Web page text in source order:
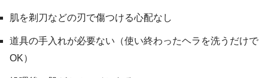
肌を剃刀などの刃で傷つける心配なし
道具の手入れが必要ない（使い終わったヘラを洗うだけで
OK）